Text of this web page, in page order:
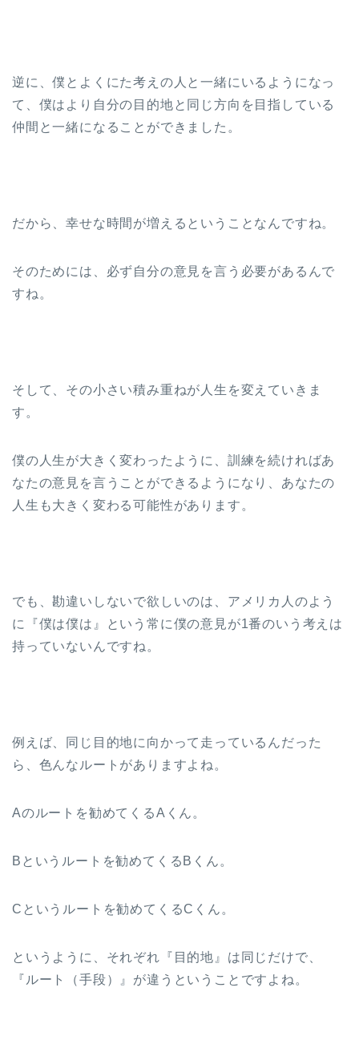
逆に、僕とよくにた考えの人と一緒にいるようになっ
て、僕はより自分の目的地と同じ方向を目指している
仲間と一緒になることができました。
だから、幸せな時間が増えるということなんですね。
そのためには、必ず自分の意見を言う必要があるんで
すね。
そして、その小さい積み重ねが人生を変えていきま
す。
僕の人生が大きく変わったように、訓練を続ければあ
なたの意見を言うことができるようになり、あなたの
人生も大きく変わる可能性があります。
でも、勘違いしないで欲しいのは、アメリカ人のよう
に『僕は僕は』という常に僕の意見が1番のいう考えは
持っていないんですね。
例えば、同じ目的地に向かって走っているんだった
ら、色んなルートがありますよね。
Aのルートを勧めてくるAくん。
Bというルートを勧めてくるBくん。
Cというルートを勧めてくるCくん。
というように、それぞれ『目的地』は同じだけで、
『ルート（手段）』が違うということですよね。